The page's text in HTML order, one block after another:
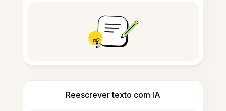
Reescrever texto com IA